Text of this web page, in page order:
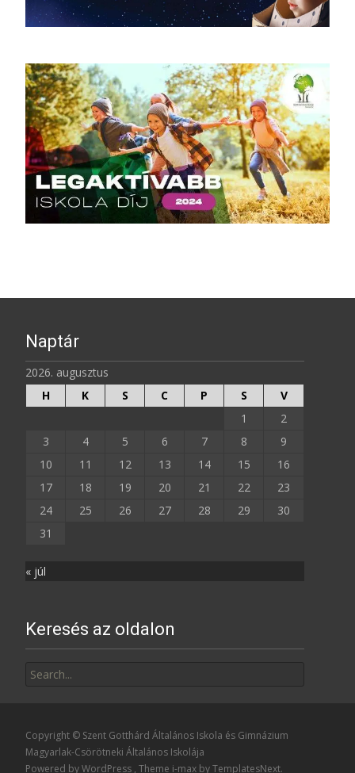
Naptár
2026. augusztus
H
K S C P S
V
1
2
3
4 5 6 7 8
9
10
11 12 13 14 15
16
17
18 19 20 21 22
23
24
25 26 27 28 29
30
31
« júl
Keresés az oldalon
for:
Copyright © Szent Gotthárd Általános Iskola és Gimnázium
Magyarlak-Csörötneki Általános Iskolája
Powered by WordPress , Theme i-max by TemplatesNext.